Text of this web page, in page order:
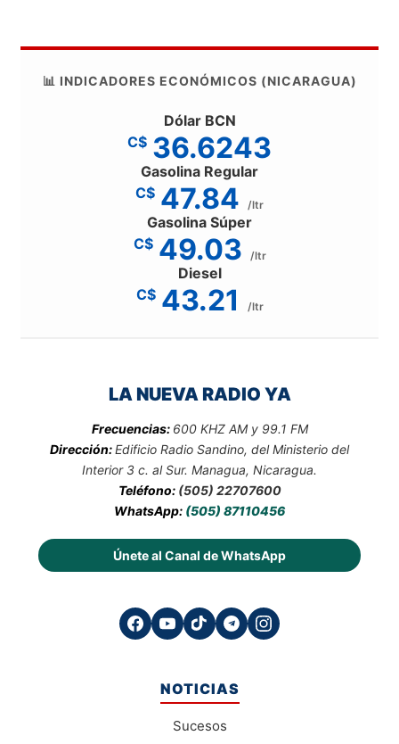
📊 INDICADORES ECONÓMICOS (NICARAGUA)
Dólar BCN
C$ 36.6243
Gasolina Regular
C$ 47.84 /ltr
Gasolina Súper
C$ 49.03 /ltr
Diesel
C$ 43.21 /ltr
LA NUEVA RADIO YA
Frecuencias: 600 KHZ AM y 99.1 FM
Dirección:Edificio Radio Sandino, del Ministerio del
Interior 3 c. al Sur. Managua, Nicaragua.
Teléfono: (505) 22707600
WhatsApp: (505) 87110456
Únete al Canal de WhatsApp
NOTICIAS
Sucesos